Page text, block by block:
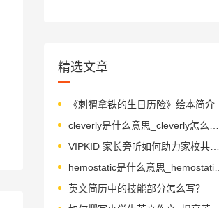
精选文章
《刺猬拿铁的生日历险》绘本简介
VIPKID 家长旁听如何助力家校共育？
hemostatic是什么意思_hemostatic怎么读_音标ˌhi-mə'stætɪk
英文简历中的技能部分怎么写？